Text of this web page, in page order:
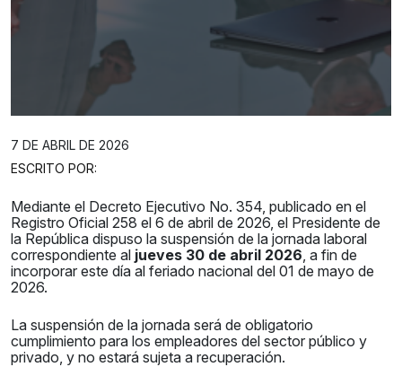
7 DE ABRIL DE 2026
ESCRITO POR:
Mediante el Decreto Ejecutivo No. 354, publicado en el
Registro Oficial 258 el 6 de abril de 2026, el Presidente de
la República dispuso la suspensión de la jornada laboral
correspondiente al jueves 30 de abril 2026, a fin de
incorporar este día al feriado nacional del 01 de mayo de
2026.
La suspensión de la jornada será de obligatorio
cumplimiento para los empleadores del sector público y
privado, y no estará sujeta a recuperación.